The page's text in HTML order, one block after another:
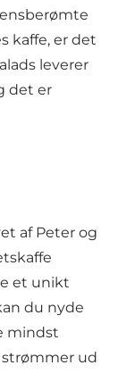
kaffe, er det
leverer
det er
af Peter og
et unikt
du nyde
mindst
ud